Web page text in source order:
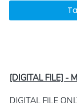
`
[DIGITAL FILE] -
DIGITAL FILE